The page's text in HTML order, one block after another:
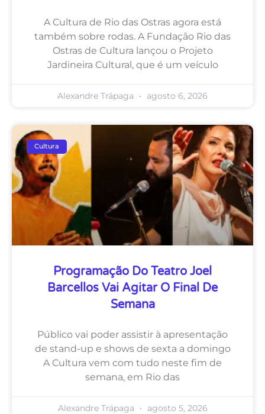
A Cultura de Rio das Ostras agora está
também sobre rodas. A Fundação Rio das
Ostras de Cultura lançou o Projeto
Jardineira Cultural, que é um veículo
Alexandre Trápaga agosto 6, 2026
Cultura
Programação Do Teatro Joel
Barcellos Vai Agitar O Final De
Semana
Público vai poder assistir à apresentação
de stand-up e shows de sexta a domingo
A Cultura vem com tudo neste fim de
semana, em Rio das
Alexandre Trápaga agosto 5, 2026